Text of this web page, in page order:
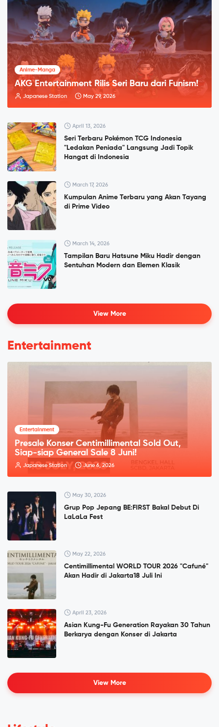
Anime-Manga
AKG Entertainment Rilis Seri Baru dari Funism!
Japanese Station May 29, 2026
April 13, 2026
Seri Terbaru Pokémon TCG Indonesia
"Ledakan Peniada" Langsung Jadi Topik
Hangat di Indonesia
March 17, 2026
Kumpulan Anime Terbaru yang Akan Tayang
di Prime Video
March 14, 2026
Tampilan Baru Hatsune Miku Hadir dengan
Sentuhan Modern dan Elemen Klasik
View More
Entertainment
Entertainment
Presale Konser Centimillimental Sold Out,
Siap-siap General Sale 8 Juni!
Japanese Station June 6, 2026
May 30, 2026
Grup Pop Jepang BE:FIRST Bakal Debut Di
LaLaLa Fest
May 22, 2026
Centimillimental WORLD TOUR 2026 "Cafuné"
Akan Hadir di Jakarta18 Juli Ini
April 23, 2026
Asian Kung-Fu Generation Rayakan 30 Tahun
Berkarya dengan Konser di Jakarta
View More